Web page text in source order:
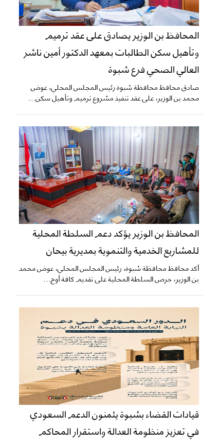
المحافظ بن الوزير يصادق على عقد ترميم
وتأهيل سكن الطالبات بمعهد الدكتور أمين ناشر
العالي الصحي فرع شبوة
صادق محافظ محافظة شبوة رئيس المجلس المحلي، عوض
محمد بن الوزير، على عقد تنفيذ مشروع ترميم وتأهيل سكن...
المحافظ بن الوزير يؤكد دعم السلطة المحلية
للمشاريع الخدمية والتنموية بمديرية بيحان
أكد محافظ محافظة شبوة، رئيس المجلس المحلي، عوض محمد
بن الوزير، حرص السلطة المحلية على تقديم كافة أوج...
قيادات القضاء بشبوة يثمنون الدعم السعودي
في تعزيز منظومة العدالة واستقرار المحاكم